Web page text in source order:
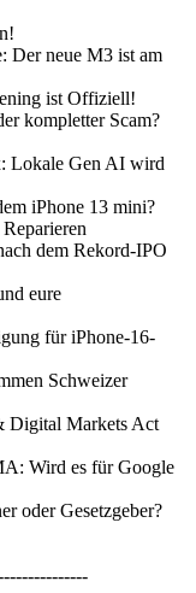
Der neue M3 ist am
ist Offiziell!
kompletter Scam?
Lokale Gen AI wird
iPhone 13 mini?
dem Rekord-IPO
eure
für iPhone-16-
Schweizer
Digital Markets Act
Wird es für Google
oder Gesetzgeber?